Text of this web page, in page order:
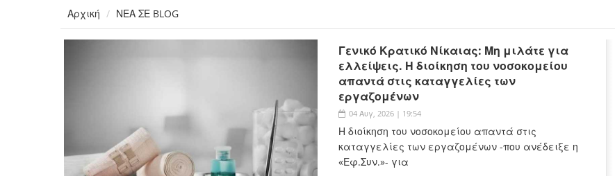
Αρχική ΝΕΑ ΣΕ BLOG
Γενικό Κρατικό Νίκαιας: Μη μιλάτε για
ελλείψεις. Η διοίκηση του νοσοκομείου
απαντά στις καταγγελίες των
εργαζομένων
04 Αυγ, 2026 | 19:54
Η διοίκηση του νοσοκομείου απαντά στις
καταγγελίες των εργαζομένων -που ανέδειξε η
«Εφ.Συν.»- για